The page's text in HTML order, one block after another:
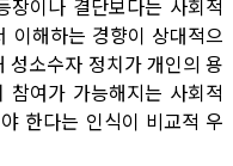
이나 결단보다는 사회적
이해하는 경향이 상대적으
성소수자 정치가 개인의 용
여가 가능해지는 사회적
한다는 인식이 비교적 우